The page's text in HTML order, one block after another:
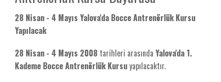
28 Nisan - 4 Mayıs Yalova'da Bocce Antrenörlük Kursu
Yapılacak
28 Nisan - 4 Mayıs 2008 tarihleri arasında Yalova'da 1.
Kademe Bocce Antrenörlük Kursuyapılacaktır.